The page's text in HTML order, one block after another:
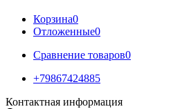
Корзина0
Отложенные0
Сравнение товаров0
+79867424885
Контактная информация